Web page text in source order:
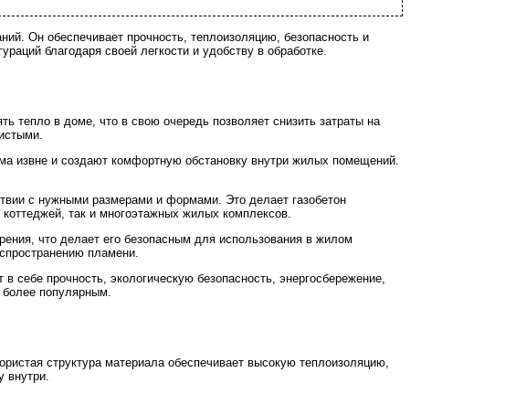
Он обеспечивает прочность, теплоизоляцию, безопасность и
благодаря своей легкости и удобству в обработке.
тепло в доме, что в свою очередь позволяет снизить затраты на
извне и создают комфортную обстановку внутри жилых помещений.
с нужными размерами и формами. Это делает газобетон
так и многоэтажных жилых комплексов.
что делает его безопасным для использования в жилом
пламени.
прочность, экологическую безопасность, энергосбережение,
более популярным.
структура материала обеспечивает высокую теплоизоляцию,
внутри.